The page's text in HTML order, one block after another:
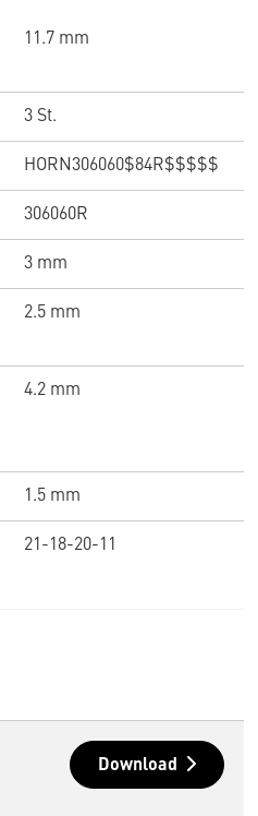
11.7 mm
3 St.
HORN306060$84R$$$$$
306060R
3 mm
2.5 mm
4.2 mm
1.5 mm
21-18-20-11
Download